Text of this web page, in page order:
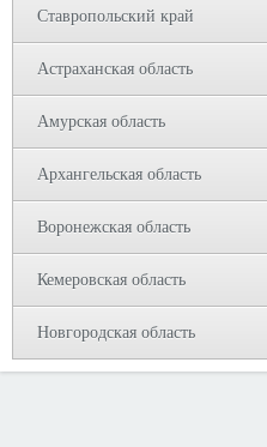
Ставропольский край
Астраханская область
Амурская область
Архангельская область
Воронежская область
Кемеровская область
Новгородская область